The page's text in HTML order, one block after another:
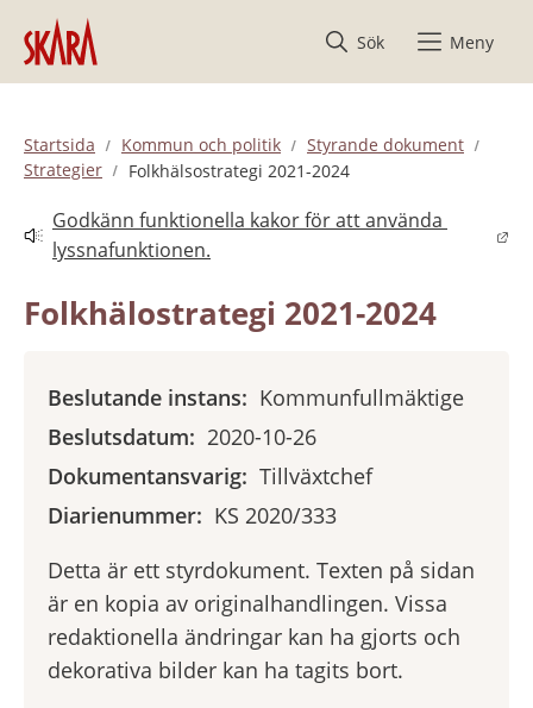
Hoppa till innehåll
Sök
Meny
Startsida Kommun och politik
Styrande dokument
Strategier
Folkhälsostrategi 2021-2024
Godkänn funktionella kakor för att använda
lyssnafunktionen.
Länk till annan webbplats.
Folkhälostrategi 2021-2024
Beslutande instans: Kommunfullmäktige
Beslutsdatum: 2020-10-26
Dokumentansvarig: Tillväxtchef
Diarienummer: KS 2020/333
Detta är ett styrdokument. Texten på sidan
är en kopia av originalhandlingen. Vissa
redaktionella ändringar kan ha gjorts och
dekorativa bilder kan ha tagits bort.